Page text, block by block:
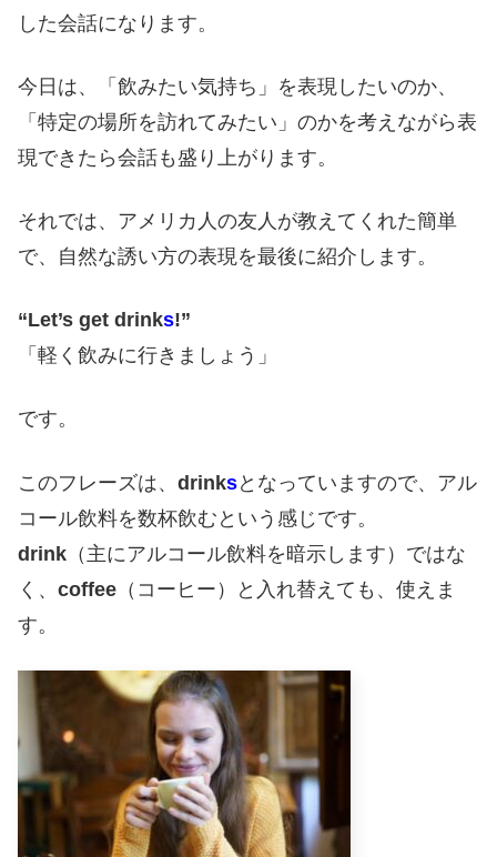
した会話になります。
今日は、「飲みたい気持ち」を表現したいのか、
「特定の場所を訪れてみたい」のかを考えながら表
現できたら会話も盛り上がります。
それでは、アメリカ人の友人が教えてくれた簡単
で、自然な誘い方の表現を最後に紹介します。
“Let’s get drinks!”
「軽く飲みに行きましょう」
です。
このフレーズは、 drinksとなっていますので、アル
コール飲料を数杯飲むという感じです。
drink （主にアルコール飲料を暗示します）ではな
く、 coffee （コーヒー）と入れ替えても、使えま
す。